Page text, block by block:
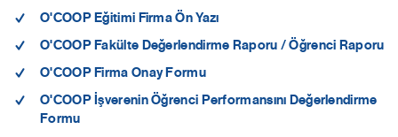
O'COOP Eğitimi Firma Ön Yazı
O'COOP Fakülte Değerlendirme Raporu / Öğrenci Raporu
O'COOP Firma Onay Formu
O'COOP İşverenin Öğrenci Performansını Değerlendirme
Formu